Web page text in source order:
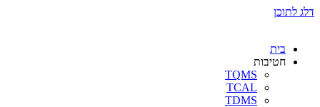
דלג לתוכן
בית
חטיבות
TQMS
TCAL
TDMS